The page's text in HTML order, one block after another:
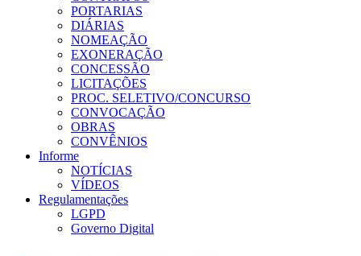
PORTARIAS
DIÁRIAS
NOMEAÇÃO
EXONERAÇÃO
CONCESSÃO
LICITAÇÕES
PROC. SELETIVO/CONCURSO
CONVOCAÇÃO
OBRAS
CONVÊNIOS
Informe
NOTÍCIAS
VÍDEOS
Regulamentações
LGPD
Governo Digital